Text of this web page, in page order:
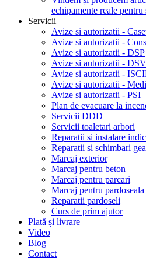
echipamente reale pentru
Servicii
Avize si autorizatii -
Avize si autorizatii -
Avize si autorizatii - DSP
Avize si autorizatii - DSV
Avize si autorizatii -
Avize si autorizatii -
Avize si autorizatii - PSI
Plan de evacuare la
Servicii DDD
Servicii toaletari arbori
Reparatii si instalare
Reparatii si schimbari
Marcaj exterior
Marcaj pentru beton
Marcaj pentru parcari
Marcaj pentru pardoseala
Reparatii pardoseli
Curs de prim ajutor
Plată și livrare
Video
Blog
Contact